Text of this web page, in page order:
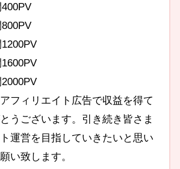
フィリエイト広告で収益を得て
うございます。引き続き皆さま
運営を目指していきたいと思い
い致します。